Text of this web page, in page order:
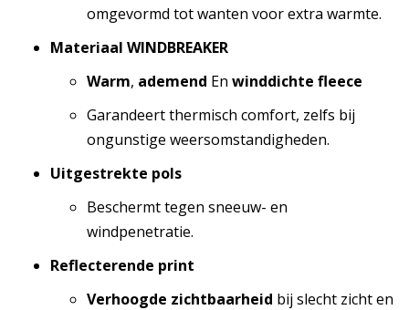
omgevormd tot wanten voor extra warmte.
Materiaal WINDBREAKER
Warm, ademend En winddichte fleece
Garandeert thermisch comfort, zelfs bij
ongunstige weersomstandigheden.
Uitgestrekte pols
Beschermt tegen sneeuw- en
windpenetratie.
Reflecterende print
Verhoogde zichtbaarheid bij slecht zicht en